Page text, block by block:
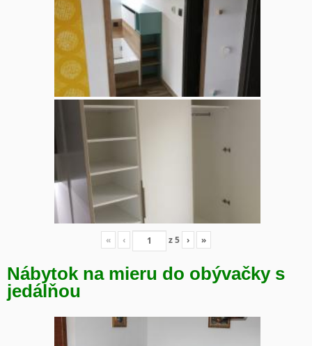
« ‹ z5 › »
Nábytok na mieru do obývačky s
jedálňou